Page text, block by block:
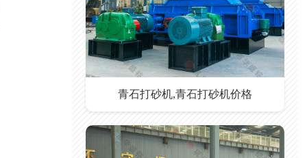
青石打砂机,青石打砂机价格